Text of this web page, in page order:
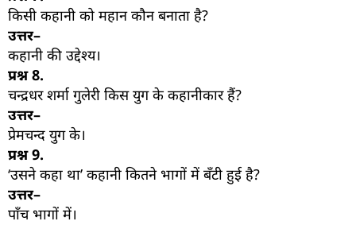
किसी कहानी को महान कौन बनाता है?
उत्तर–
कहानी की उद्देश्य।
प्रश्न8.
चन्द्रधर शर्मा गुलेरी किस युग के कहानीकार हैं?
उत्तर–
प्रेमचन्द युग के।
प्रश्न9.
‘उसने कहा था’ कहानी कितने भागों में बँटी हुई है?
उत्तर–
पाँच भागों में।